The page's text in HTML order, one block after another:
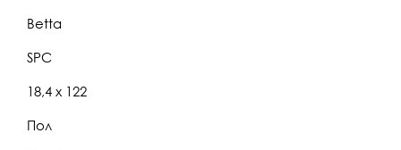
Betta
SPC
18,4 x 122
Пол